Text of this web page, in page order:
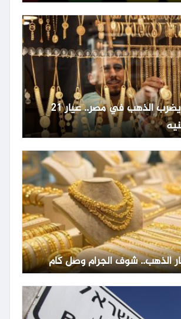
هبوط جديد يضرب الذهب في مصر.. عيار 21
الذهب.. شوف الجرام وصل كام